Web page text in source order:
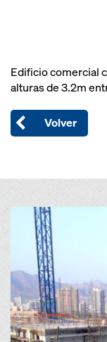
Edificio comercial
alturas de 3.2m
Volver